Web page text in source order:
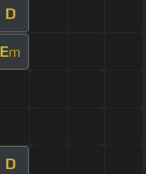
D
Em
D